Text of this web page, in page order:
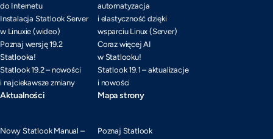
do Internetu
Instalacja Statlook Server
w Linuxie (wideo)
Poznaj wersję 19.2
Statlooka!
Statlook 19.2 – nowości
i najciekawsze zmiany
automatyzacja
i elastyczność dzięki
wsparciu Linux (Server)
Coraz więcej AI
w Statlooku!
Statlook 19.1 – aktualizacje
i nowości
Aktualności
Nowy Statlook Manual –
Mapa strony
Poznaj Statlook